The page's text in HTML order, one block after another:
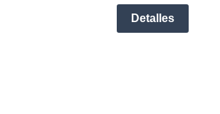
Detalles